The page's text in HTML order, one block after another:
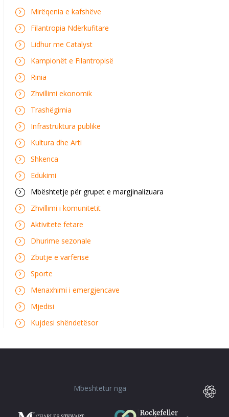
Mirëqenia e kafshëve
Filantropia Ndërkufitare
Lidhur me Catalyst
Kampionët e Filantropisë
Rinia
Zhvillimi ekonomik
Trashëgimia
Infrastruktura publike
Kultura dhe Arti
Shkenca
Edukimi
Mbështetje për grupet e margjinalizuara
Zhvillimi i komunitetit
Aktivitete fetare
Dhurime sezonale
Zbutje e varfërisë
Sporte
Menaxhimi i emergjencave
Mjedisi
Kujdesi shëndetësor
Mbështetur nga